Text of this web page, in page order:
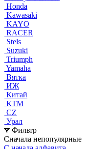
Honda
Kawasaki
KAYO
RACER
Stels
Suzuki
Triumph
Yamaha
Вятка
ИЖ
Китай
КТМ
СZ
Урал
Фильтр
Сначала непопулярные